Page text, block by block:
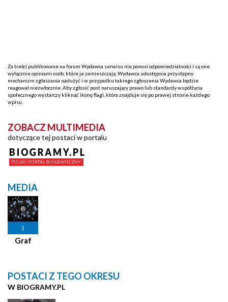
Za treści publikowane na forum Wydawca serwisu nie ponosi odpowiedzialności i są one
wyłącznie opiniami osób, które je zamieszczają. Wydawca udostępnia przystępny
mechanizm zgłaszania nadużyć i w przypadku takiego zgłoszenia Wydawca będzie
reagował niezwłocznie. Aby zgłosić post naruszający prawo lub standardy współżycia
społecznego wystarczy kliknąć ikonę flagi, która znajduje się po prawej stronie każdego
wpisu.
ZOBACZ MULTIMEDIA
dotyczące tej postaci w portalu
MEDIA
1
Graf
POSTACI Z TEGO OKRESU
W BIOGRAMY.PL